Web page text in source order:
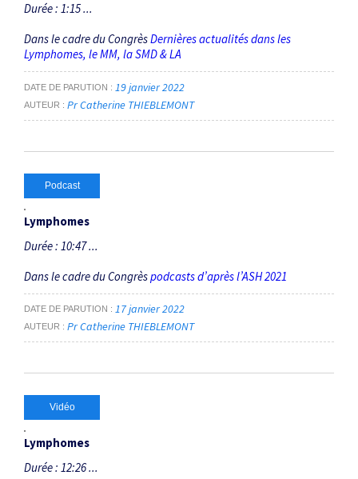
Durée : 1:15 ...
Dans le cadre du CongrèsDernières actualités dans les
Lymphomes, le MM, la SMD & LA
DATE DE PARUTION 19 janvier 2022
AUTEUR Pr Catherine THIEBLEMONT
Podcast
Lymphomes
Durée : 10:47 ...
Dans le cadre du Congrèspodcasts d’après l’ASH 2021
DATE DE PARUTION 17 janvier 2022
AUTEUR Pr Catherine THIEBLEMONT
Vidéo
Lymphomes
Durée : 12:26 ...